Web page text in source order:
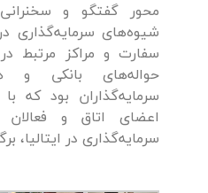
محور گفتگو و
شیوه‌های سرمایه‌گذاری
سفارت و مراکز مرتبط
حواله‌های بانکی و
سرمایه‌گذاران بود که
اعضای اتاق و فعالان
سرمایه‌گذاری در ایتالیا،